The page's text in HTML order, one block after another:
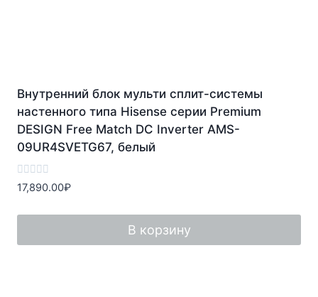
Внутренний блок мульти сплит-системы
настенного типа Hisense серии Premium
DESIGN Free Match DC Inverter AMS-
09UR4SVETG67, белый
Оценка
0
5
17,890.00₽
В корзину